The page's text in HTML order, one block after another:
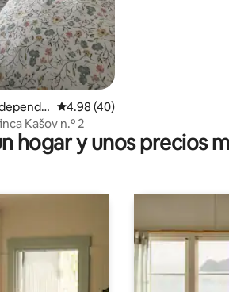
Calificación promedio: 4.98 de
4.98 (40)
Kašov n.º 2
hogar y unos precios